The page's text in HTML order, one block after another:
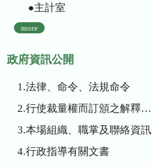
●主計室
more
政府資訊公開
1.法律、命令、法規命令
2.行使裁量權而訂頒之解釋性規定及裁量基準
3.本場組織、職掌及聯絡資訊
4.行政指導有關文書